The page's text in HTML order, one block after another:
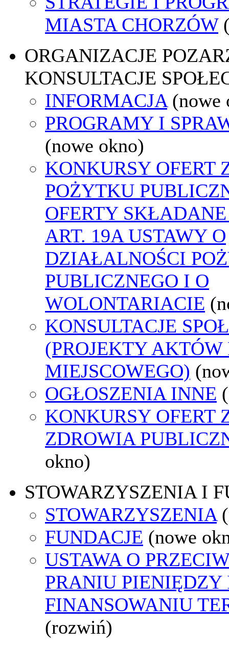
MIASTA CHORZÓW
ORGANIZACJE
KONSULTACJE
INFORMACJA (nowe
PROGRAMY I
(nowe okno)
KONKURSY OFERT
POŻYTKU
OFERTY
ART. 19A USTAWY O
DZIAŁALNOŚCI
PUBLICZNEGO I O
WOLONTARIACIE
KONSULTACJE
(PROJEKTY AKTÓW
MIEJSCOWEGO)
OGŁOSZENIA INNE
KONKURSY OFERT
ZDROWIA
okno)
STOWARZYSZENIA I
STOWARZYSZENIA
FUNDACJE (nowe
USTAWA O
PRANIU PIENIĘDZY
FINANSOWANIU
(rozwiń)